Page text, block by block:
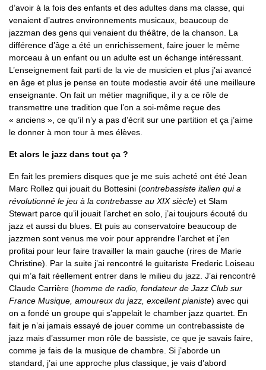
d’avoir à la fois des enfants et des adultes dans ma classe, qui
venaient d’autres environnements musicaux, beaucoup de
jazzman des gens qui venaient du théâtre, de la chanson. La
différence d’âge a été un enrichissement, faire jouer le même
morceau à un enfant ou un adulte est un échange intéressant.
L’enseignement fait parti de la vie de musicien et plus j’ai avancé
en âge et plus je pense en toute modestie avoir été une meilleure
enseignante. On fait un métier magnifique, il y a ce rôle de
transmettre une tradition que l’on a soi-même reçue des
« anciens », ce qu’il n’y a pas d’écrit sur une partition et ça j’aime
le donner à mon tour à mes élèves.
Et alors le jazz dans tout ça ?
En fait les premiers disques que je me suis acheté ont été Jean
Marc Rollez qui jouait du Bottesini (contrebassiste italien qui a
révolutionné le jeu à la contrebasse au XIX siècle) et Slam
Stewart parce qu’il jouait l’archet en solo, j’ai toujours écouté du
jazz et aussi du blues. Et puis au conservatoire beaucoup de
jazzmen sont venus me voir pour apprendre l’archet et j’en
profitai pour leur faire travailler la main gauche (rires de Marie
Christine). Par la suite j’ai rencontré le guitariste Frederic Loiseau
qui m’a fait réellement entrer dans le milieu du jazz. J’ai rencontré
Claude Carrière (homme de radio, fondateur de Jazz Club sur
France Musique, amoureux du jazz, excellent pianiste) avec qui
on a fondé un groupe qui s’appelait le chamber jazz quartet. En
fait je n’ai jamais essayé de jouer comme un contrebassiste de
jazz mais d’assumer mon rôle de bassiste, ce que je savais faire,
comme je fais de la musique de chambre. Si j’aborde un
standard, j’ai une approche plus classique, je vais d’abord